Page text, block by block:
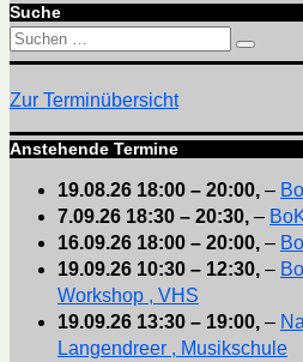
Suche
Suchen
nach:
Suchen
Zur Terminübersicht
Anstehende Termine
19.08.26 18:00 – 20:00, –
7.09.26 18:30 – 20:30, –
16.09.26 18:00 – 20:00, –
19.09.26 10:30 – 12:30, –
Workshop , VHS
19.09.26 13:30 – 19:00, –
Langendreer , Musikschule